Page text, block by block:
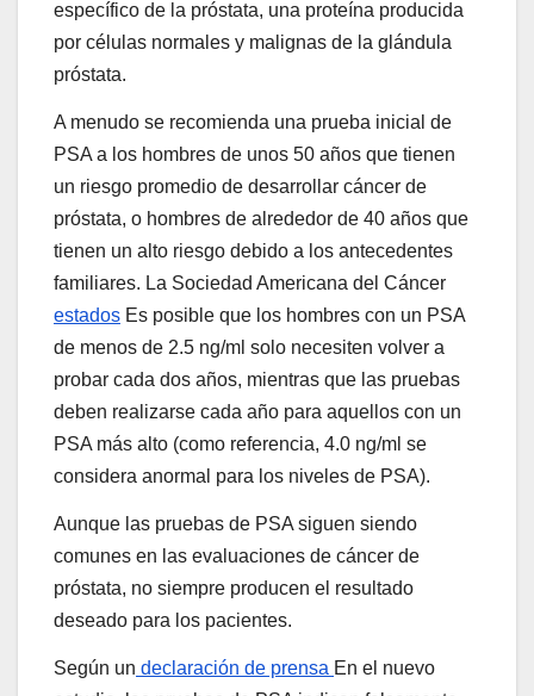
específico de la próstata, una proteína producida
por células normales y malignas de la glándula
próstata.
A menudo se recomienda una prueba inicial de
PSA a los hombres de unos 50 años que tienen
un riesgo promedio de desarrollar cáncer de
próstata, o hombres de alrededor de 40 años que
tienen un alto riesgo debido a los antecedentes
familiares. La Sociedad Americana del Cáncer
estados Es posible que los hombres con un PSA
de menos de 2.5 ng/ml solo necesiten volver a
probar cada dos años, mientras que las pruebas
deben realizarse cada año para aquellos con un
PSA más alto (como referencia, 4.0 ng/ml se
considera anormal para los niveles de PSA).
Aunque las pruebas de PSA siguen siendo
comunes en las evaluaciones de cáncer de
próstata, no siempre producen el resultado
deseado para los pacientes.
Según un declaración de prensa En el nuevo